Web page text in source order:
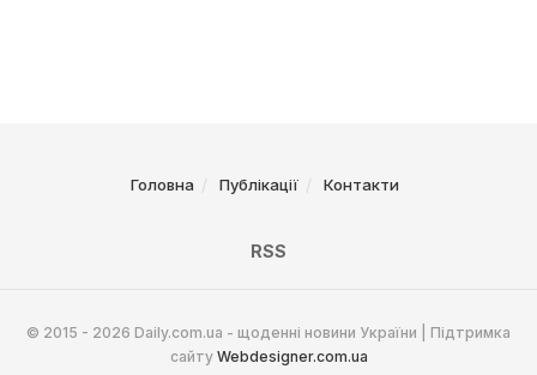
Головна Публікації Контакти
RSS
© 2015 - 2026 Daily.com.ua - щоденні новини України | Підтримка
сайту Webdesigner.com.ua